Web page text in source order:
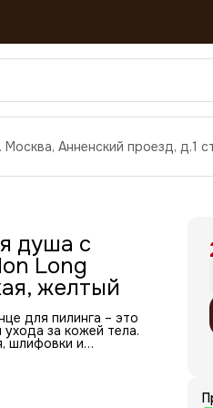
Москва, Анненский проезд, д.1
душа с
Long
желтый
для пилинга – это
за кожей тела.
шлифовки и
пилинг-
сауне, хамаме
обеспечивает
клеток